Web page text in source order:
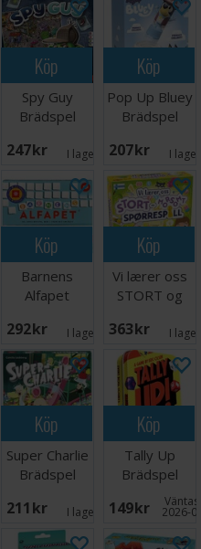
8
Köp
Spy Guy
Brädspel
247 SEK I lager: 4
Köp
Pop Up Bluey
Brädspel
207 SEK I
30
Köp
Barnens
Alfapet
292 SEK I lager: 4
Köp
Vi lærer oss
STORT og
NORSK
363 SEK I
3
Köp
Super Charlie
Brädspel
211 SEK I lager:
Köp
Tally Up
Brädspel
149 SEK 2026-